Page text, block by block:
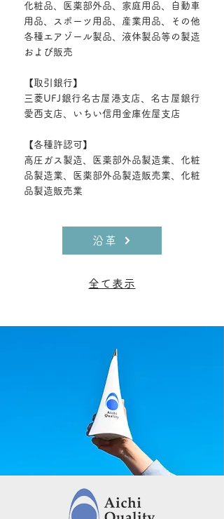
化粧品、医薬部外品、家庭用品、
自動車
用品、スポーツ用品、産業用品、その他
各種エアゾール製品、 液体製品等の製造
および販売
【取引銀行】
三菱UFJ銀行名古屋港支店、 名古屋銀行
愛西支店、
いちい信用金庫佐屋支店
【各種許認可】
高圧ガス製造、医薬部外品製造業、化粧
品製造業、 医薬部外品製造販売業、化粧
品製造販売業
沿革
全て表示